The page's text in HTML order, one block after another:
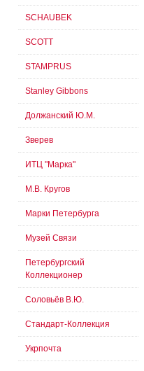
SCHAUBEK
SCOTT
STAMPRUS
Stanley Gibbons
Должанский Ю.М.
Зверев
ИТЦ "Марка"
М.В. Кругов
Марки Петербурга
Музей Связи
Петербургский
Коллекционер
Соловьёв В.Ю.
Стандарт-Коллекция
Укрпочта